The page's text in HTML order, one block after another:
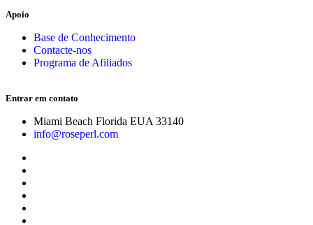
Apoio
Base de Conhecimento
Contacte-nos
Programa de Afiliados
Entrar em contato
Miami Beach Florida EUA 33140
info@roseperl.com